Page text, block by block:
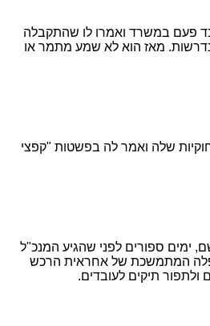
פעם במשרד ואמרו לו שהתקבלה
מאז הוא לא שמע מתמר או
שלה ואמר לה בפשטות "קפצי
ימים ספורים לפני שהגיע המנכ"ל
המתמשכת של אחראית הרכש
תיקים לעובדים.